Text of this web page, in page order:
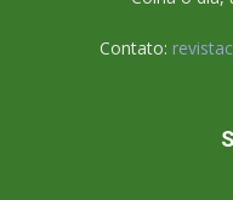
Contato: